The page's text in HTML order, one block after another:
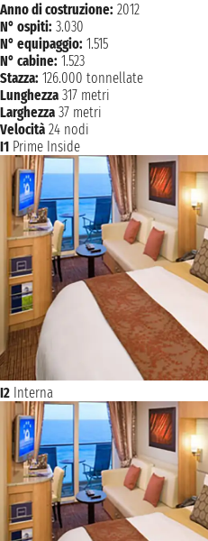
Anno di costruzione: 2012
N° ospiti: 3.030
N° equipaggio: 1.515
N° cabine: 1.523
Stazza: 126.000 tonnellate
Lunghezza 317 metri
Larghezza 37 metri
Velocità 24 nodi
I1 Prime Inside
I2 Interna